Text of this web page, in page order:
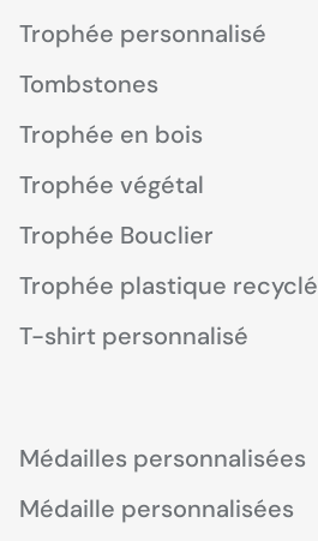
Trophée personnalisé
Tombstones
Trophée en bois
Trophée végétal
Trophée Bouclier
Trophée plastique recyclé
T-shirt personnalisé
Médailles personnalisées
Médaille personnalisées